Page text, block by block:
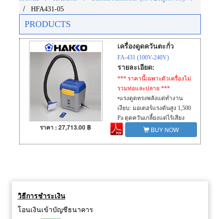
/
HFA431-05
PRODUCTS
เครื่องดูดควันตะกั่ว
FA-431 (100V-240V)
รายละเอียด:
*** ราคานี้เฉพาะตัวเครื่องไม่
รวมท่อและปลาย ***
•แรงดูดทรงพลังแต่ทำงาน
เงียบ: มอเตอร์แรงดันสูง 1,500
Pa ดูดควันเกลี้ยงแต่ไร้เสียง
รบกวน
•กรองอากาศสะอาด: กำจัด
ราคา : 27,713.00 ฿ BUY NOW
วิธีการชำระเงิน
โอนเงินเข้าบัญชีธนาคาร